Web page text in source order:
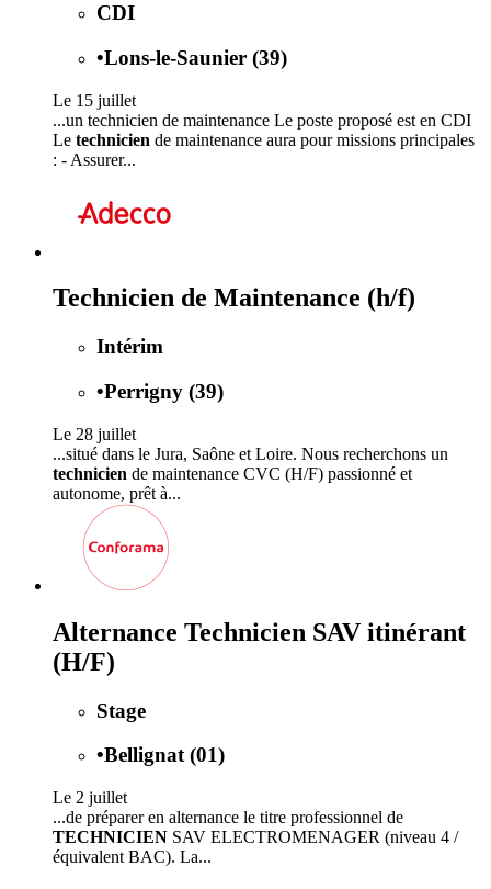
CDI
•Lons-le-Saunier (39)
Le 15 juillet
...un technicien de maintenance Le poste proposé est en CDI
Le technicien de maintenance aura pour missions principales
: - Assurer...
Technicien de Maintenance (h/f)
Intérim
•Perrigny (39)
Le 28 juillet
...situé dans le Jura, Saône et Loire. Nous recherchons un
technicien de maintenance CVC (H/F) passionné et
autonome, prêt à...
Alternance Technicien SAV itinérant
(H/F)
Stage
•Bellignat (01)
Le 2 juillet
...de préparer en alternance le titre professionnel de
TECHNICIEN SAV ELECTROMENAGER (niveau 4 /
équivalent BAC). La...